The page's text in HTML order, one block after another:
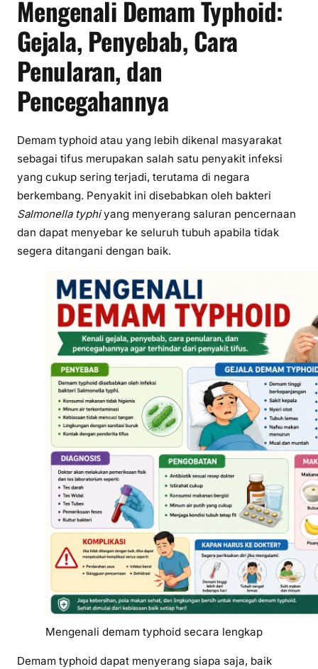
Mengenali Demam Typhoid:
Gejala, Penyebab, Cara
Penularan, dan
Pencegahannya
Demam typhoid atau yang lebih dikenal masyarakat
sebagai tifus merupakan salah satu penyakit infeksi
yang cukup sering terjadi, terutama di negara
berkembang. Penyakit ini disebabkan oleh bakteri
Salmonella typhiyang menyerang saluran pencernaan
dan dapat menyebar ke seluruh tubuh apabila tidak
segera ditangani dengan baik.
Mengenali demam typhoid secara lengkap
Demam typhoid dapat menyerang siapa saja, baik